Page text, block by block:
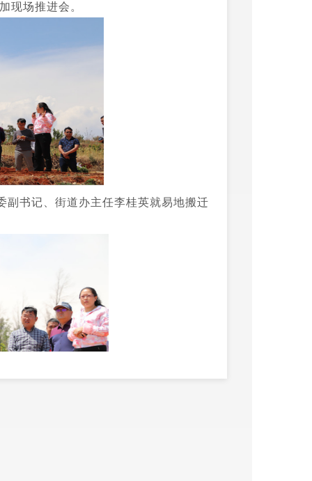
现场推进会。
副书记、街道办主任李桂英就易地搬迁